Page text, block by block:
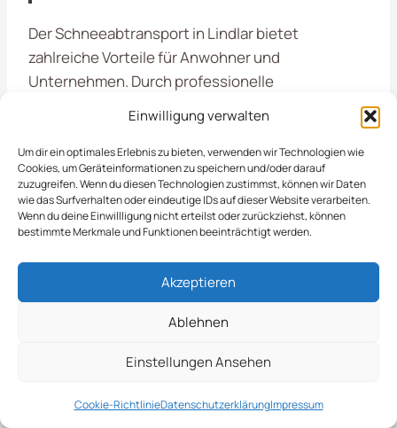
Einwilligung verwalten
Um dir ein optimales Erlebnis zu bieten, verwenden wir Technologien wie
Cookies, um Geräteinformationen zu speichern und/oder darauf
zuzugreifen. Wenn du diesen Technologien zustimmst, können wir Daten
wie das Surfverhalten oder eindeutige IDs auf dieser Website verarbeiten.
Wenn du deine Einwillligung nicht erteilst oder zurückziehst, können
bestimmte Merkmale und Funktionen beeinträchtigt werden.
Akzeptieren
Ablehnen
Einstellungen Ansehen
Cookie-RichtlinieDatenschutzerklärungImpressum
Der Schneeabtransport in Lindlar bietet
zahlreiche Vorteile für Anwohner und
Unternehmen. Durch professionelle
Straßen und Gehwege schnell und effizient von
Schnee befreit werden, was die Sicherheit erhöht
und die Mobilität verbessert. Zudem können so
Schäden an Fahrzeugen und Infrastruktur
vermieden werden.
Von Der Planung Bis Zur
Ausführung
Seite, wenn es um den Schneeabtransport geht.